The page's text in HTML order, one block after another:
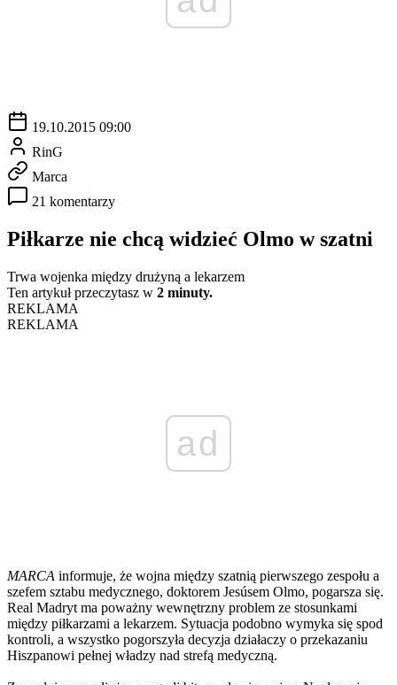
19.10.2015 09:00
RinG
Marca
21 komentarzy
Piłkarze nie chcą widzieć Olmo w szatni
Trwa wojenka między drużyną a lekarzem
Ten artykuł przeczytasz w 2 minuty.
REKLAMA
REKLAMA
ad
MARCA informuje, że wojna między szatnią pierwszego zespołu a
szefem sztabu medycznego, doktorem Jesúsem Olmo, pogarsza się.
Real Madryt ma poważny wewnętrzny problem ze stosunkami
między piłkarzami a lekarzem. Sytuacja podobno wymyka się spod
kontroli, a wszystko pogorszyła decyzja działaczy o przekazaniu
Hiszpanowi pełnej władzy nad strefą medyczną.